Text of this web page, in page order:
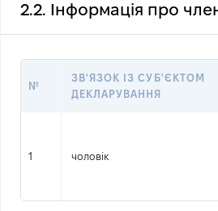
2.2. Інформація про
№
ЗВ'ЯЗОК ІЗ СУБ'ЄКТОМ
ДЕКЛАРУВАННЯ
1 чоловік